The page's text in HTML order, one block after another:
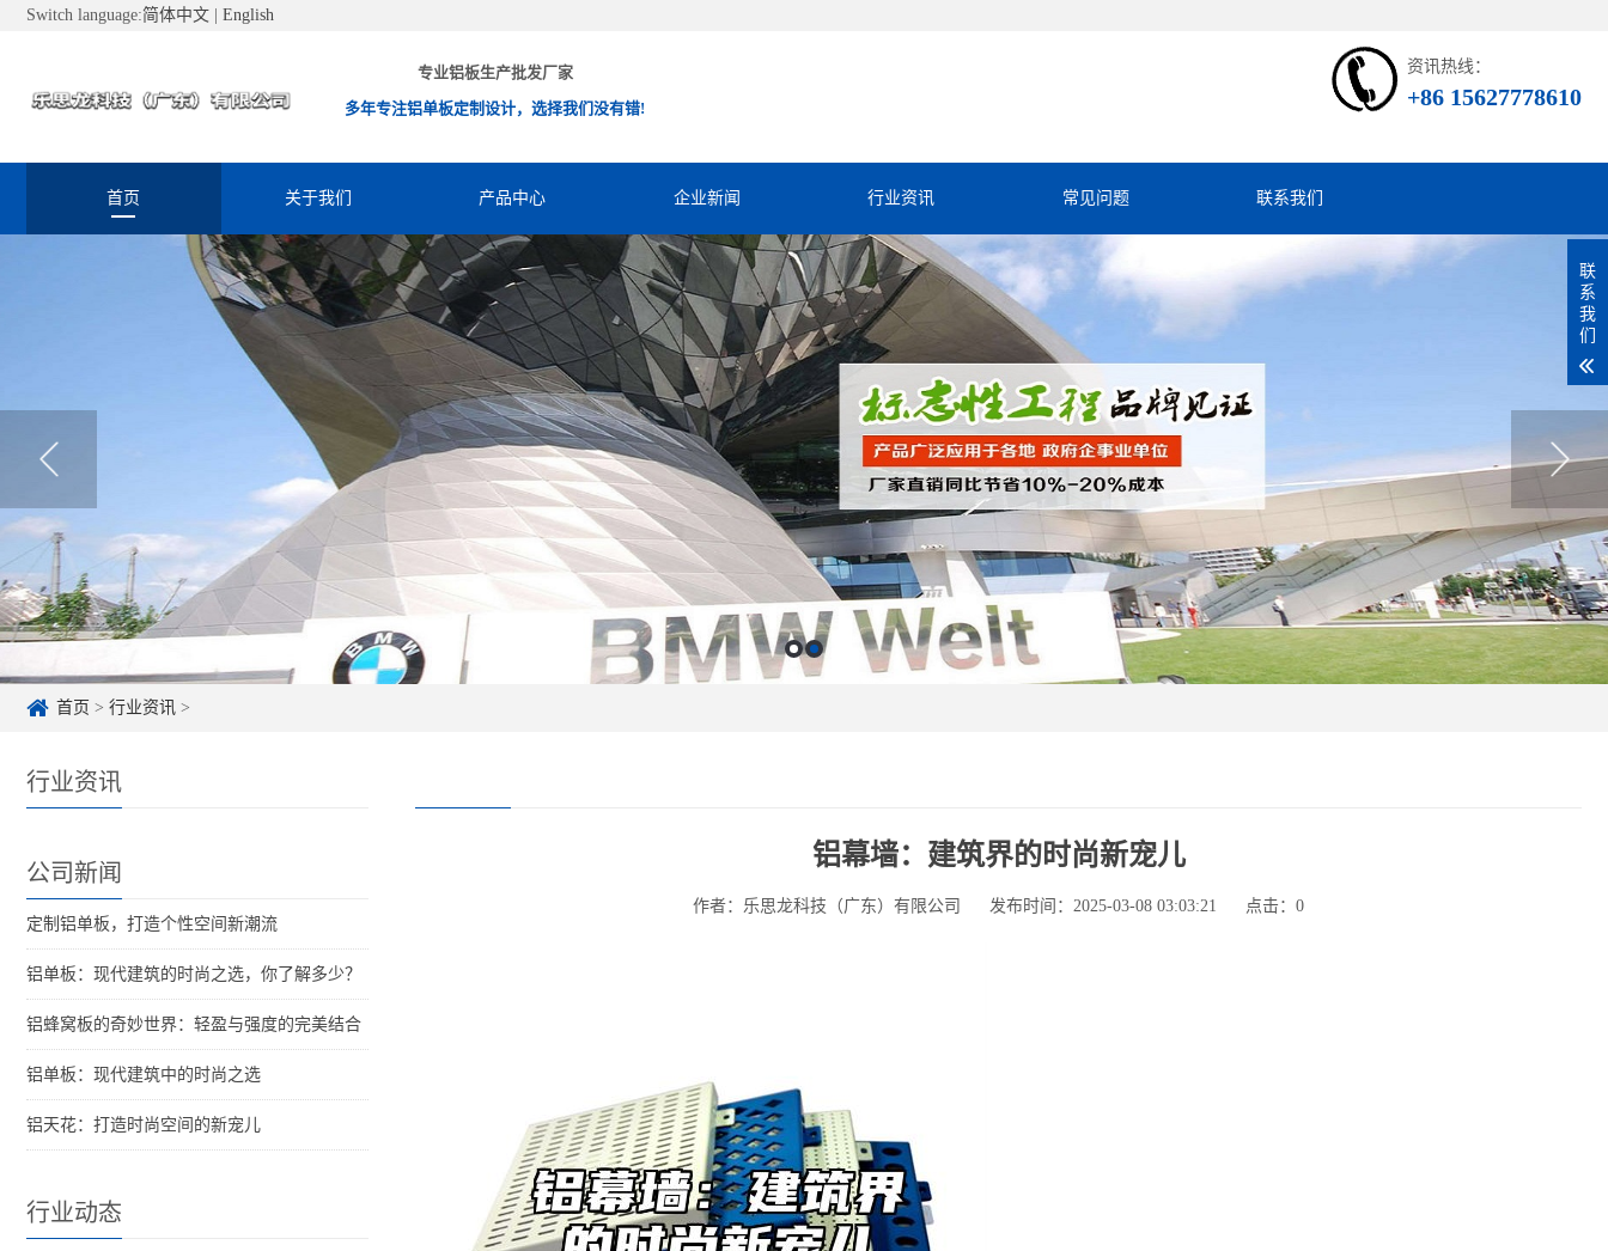
Switch language:简体中文 English
专业铝板生产批发厂家
多年专注铝单板定制设计，选择我们没有错!
资讯热线：
+86 15627778610
首页 关于我们 产品中心 企业新闻 行业资讯 常见问题 联系我们
首页 > 行业资讯 >
行业资讯
公司新闻
定制铝单板，打造个性空间新潮流
铝单板：现代建筑的时尚之选，你了解多少？
铝蜂窝板的奇妙世界：轻盈与强度的完美结合
铝单板：现代建筑中的时尚之选
铝天花：打造时尚空间的新宠儿
行业动态
铝幕墙：建筑界的时尚新宠儿
作者：乐思龙科技（广东）有限公司 发布时间：2025-03-08 03:03:21 点击： 0
联
系
我
们